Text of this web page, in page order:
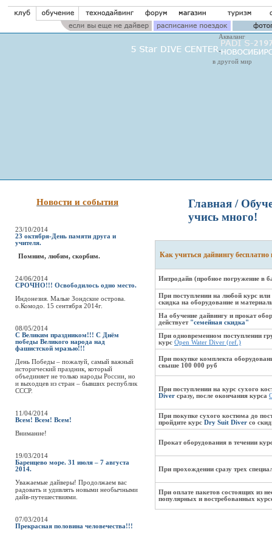
Акваланг
в другой мир
Новости и события
23/10/2014
23 октября-День памяти друга и
учителя.
Помним, любим, скорбим.
24/06/2014
СРОЧНО!!! Освободилось одно место.
Индонезия. Малые Зондские острова.
о.Комодо. 15 сентября 2014г.
08/05/2014
С Великим праздником!!! С Днём
победы Великого народа над
фашистской мразью!!!
День Победы – пожалуй, самый важный
исторический праздник, который
объединяет не только народы России, но
и выходцев из стран – бывших республик
СССР.
11/04/2014
Всем! Всем! Всем!
Внимание!
19/03/2014
Баренцево море. 31 июля – 7 августа
2014.
Уважаемые дайверы! Продолжаем вас
радовать и удивлять новыми необычными
дайв-путешествиями.
07/03/2014
Прекрасная половина человечества!!!
Главная /
учись много!
Как учиться дайвингу
Интродайв (пробное погружение в
При поступлении на любой курс или
скидка на оборудование и
На обучение дайвингу и прокат
действует "семейная скидка"
При одновременном поступлении
курс Open Water Diver (ref.)
При покупке комплекта
свыше 100 000 руб
При поступлении на курс сухого
Diver сразу, после окончания курса
При покупке сухого костюма до
пройдите курс Dry Suit Diver со
Прокат оборудования в течении
При прохождении сразу трех
При оплате пакетов состоящих из
популярных и востребованных